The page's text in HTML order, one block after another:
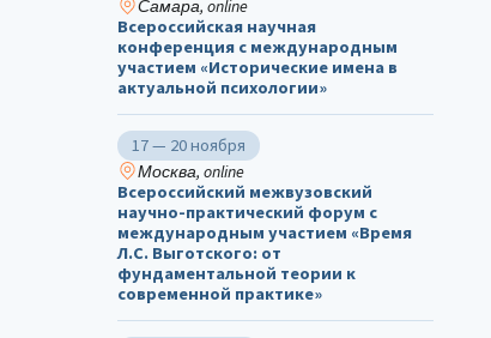
Самара, online
Всероссийская научная
конференция с международным
участием «Исторические имена в
актуальной психологии»
17 — 20 ноября
Москва, online
Всероссийский межвузовский
научно-практический форум с
международным участием «Время
Л.С. Выготского: от
фундаментальной теории к
современной практике»